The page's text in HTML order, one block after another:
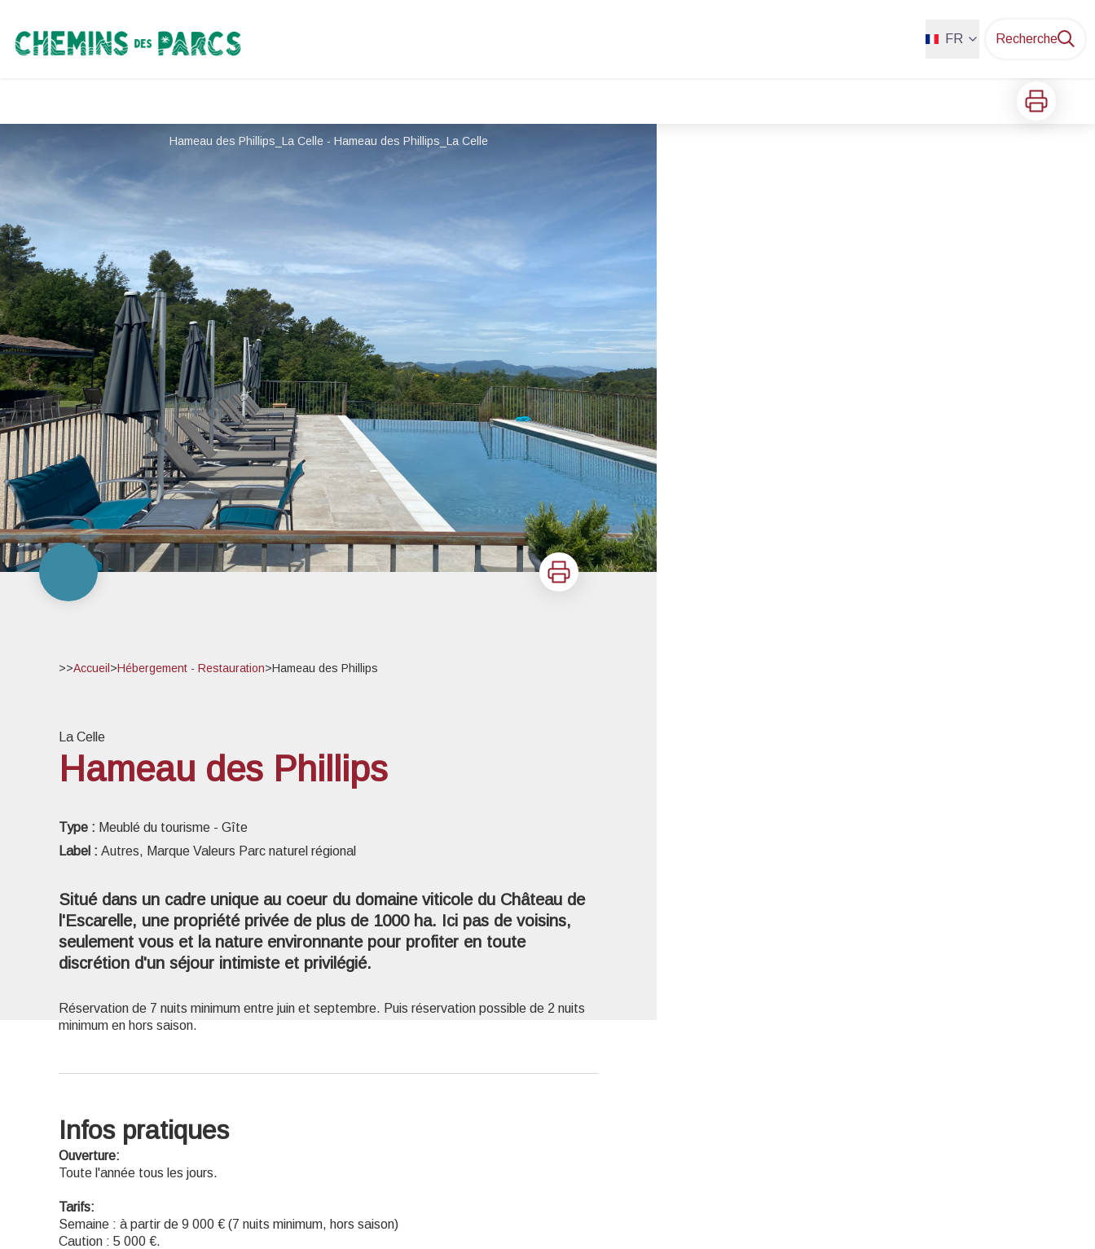
Chemins des Parcs FR Recherche
Imprimer
Hameau des Phillips_La Celle - Hameau des Phillips_La Celle
Imprimer
>>Accueil >Hébergement - Restauration>Hameau des Phillips
La Celle
Hameau des Phillips
Type : Meublé du tourisme - Gîte
Label : Autres, Marque Valeurs Parc naturel régional
Situé dans un cadre unique au coeur du domaine viticole du Château de
l'Escarelle, une propriété privée de plus de 1000 ha. Ici pas de voisins,
seulement vous et la nature environnante pour profiter en toute
discrétion d'un séjour intimiste et privilégié.
Réservation de 7 nuits minimum entre juin et septembre. Puis réservation possible de 2 nuits
minimum en hors saison.
Infos pratiques
Ouverture:
Toute l'année tous les jours.
Tarifs:
Semaine : à partir de 9 000 € (7 nuits minimum, hors saison)
Caution : 5 000 €.